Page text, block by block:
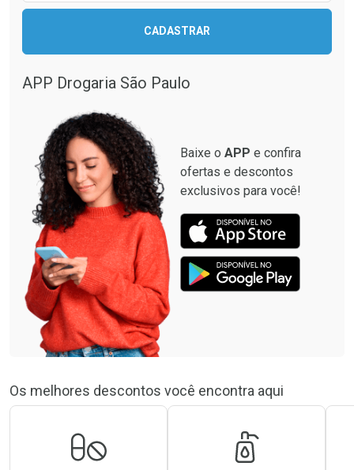
CADASTRAR
APP Drogaria São Paulo
Baixe o APP e confira
ofertas e descontos
exclusivos para você!
Os melhores descontos você encontra aqui